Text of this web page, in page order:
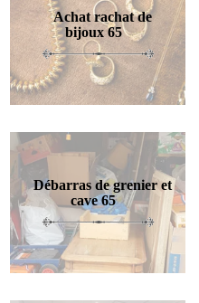
Achat rachat de
bijoux 65
Débarras de grenier et
cave 65